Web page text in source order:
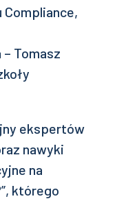
Compliance,
Tomasz
ekspertów
nawyki
na
którego